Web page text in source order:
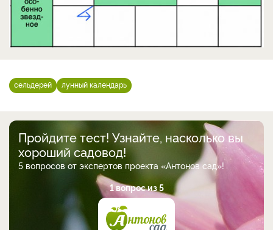
сельдерей лунный календарь
Пройдите тест! Узнайте, насколько вы
хороший садовод!
5 вопросов от экспертов проекта «Антонов сад»!
1 вопрос из 5